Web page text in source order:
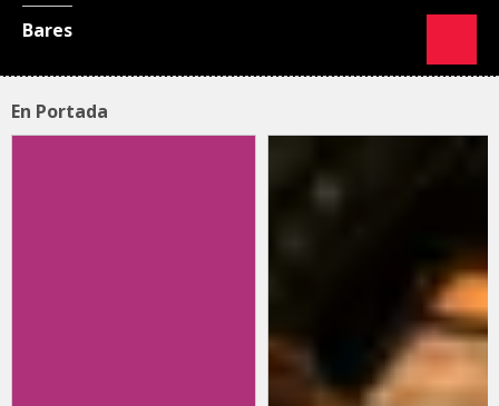
Bares
En Portada